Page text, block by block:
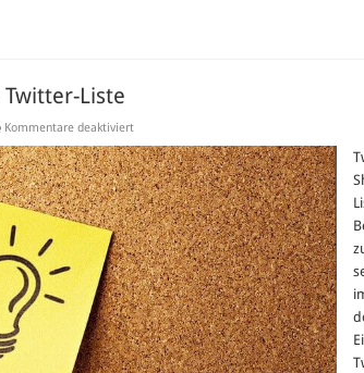
Liste
Kommentare deaktiviertfür
Twitter-
Liste